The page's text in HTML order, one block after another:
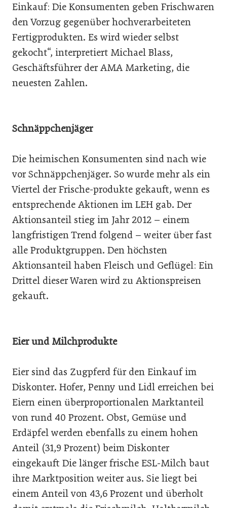
Einkauf: Die Konsumenten geben Frischwaren
den Vorzug gegenüber hochverarbeiteten
Fertigprodukten. Es wird wieder selbst
gekocht“, interpretiert Michael Blass,
Geschäftsführer der AMA Marketing, die
neuesten Zahlen.
Schnäppchenjäger
Die heimischen Konsumenten sind nach wie
vor Schnäppchenjäger. So wurde mehr als ein
Viertel der Frische-produkte gekauft, wenn es
entsprechende Aktionen im LEH gab. Der
Aktionsanteil stieg im Jahr 2012 – einem
langfristigen Trend folgend – weiter über fast
alle Produktgruppen. Den höchsten
Aktionsanteil haben Fleisch und Geflügel: Ein
Drittel dieser Waren wird zu Aktionspreisen
gekauft.
Eier und Milchprodukte
Eier sind das Zugpferd für den Einkauf im
Diskonter. Hofer, Penny und Lidl erreichen bei
Eiern einen überproportionalen Marktanteil
von rund 40 Prozent. Obst, Gemüse und
Erdäpfel werden ebenfalls zu einem hohen
Anteil (31,9 Prozent) beim Diskonter
eingekauft Die länger frische ESL-Milch baut
ihre Marktposition weiter aus. Sie liegt bei
einem Anteil von 43,6 Prozent und überholt